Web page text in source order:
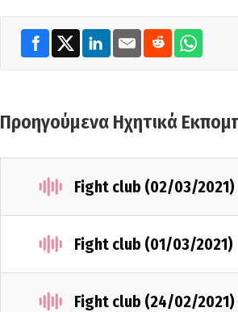
Προηγούμενα Ηχητικά
Fight club (02/03/2021)
Fight club (01/03/2021)
Fight club (24/02/2021)